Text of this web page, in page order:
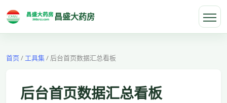
昌盛大药房
首页 / 工具集/ 后台首页数据汇总看板
后台首页数据汇总看板